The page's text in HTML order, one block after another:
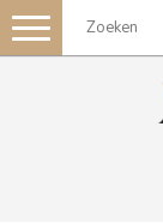
Toggle
navigation